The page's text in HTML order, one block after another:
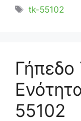
Ετικέτες
tk-55102
Γήπεδο
55102